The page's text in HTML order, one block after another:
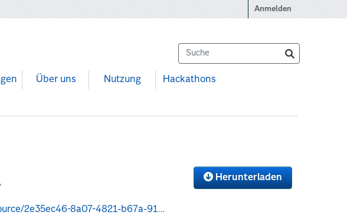
Anmelden
Über uns Nutzung Hackathons
Herunterladen
b67a-91d1fceda352/download/abb4.csv